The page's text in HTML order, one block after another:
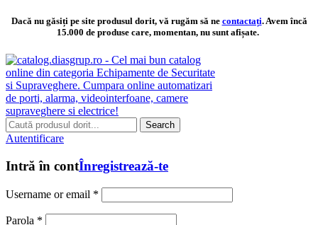
Dacă nu găsiți pe site produsul dorit, vă rugăm să ne contactați. Avem încă
15.000 de produse care, momentan, nu sunt afișate.
Search
Autentificare
Intră în contÎnregistrează-te
Username or email *
Parola *